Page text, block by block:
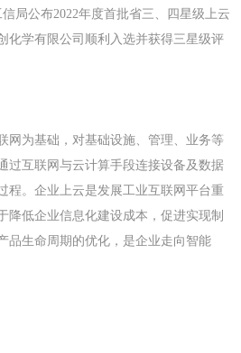
局公布2022年度首批省三、四星级上云
化学有限公司顺利入选并获得三星级评
网为基础，对基础设施、管理、业务等
过互联网与云计算手段连接设备及数据
程。企业上云是发展工业互联网平台重
降低企业信息化建设成本，促进实现制
品生命周期的优化，是企业走向智能